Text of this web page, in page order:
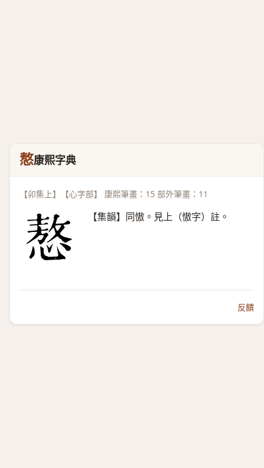
㥿康熙字典
【卯集上】【心字部】 康熙筆畫：15 部外筆畫：11
【集韻】同慠。見上（慠字）註。
反饋